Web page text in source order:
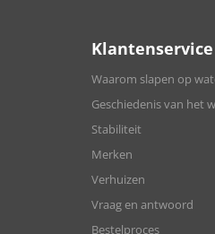
Klantenservice
Waarom slapen op
Geschiedenis van het
Stabiliteit
Merken
Verhuizen
Vraag en antwoord
Bestelproces